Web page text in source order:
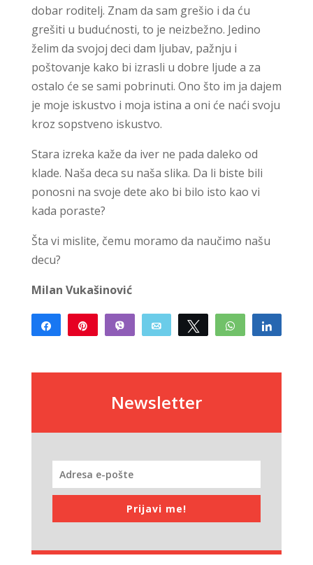
dobar roditelj. Znam da sam grešio i da ću
grešiti u budućnosti, to je neizbežno. Jedino
želim da svojoj deci dam ljubav, pažnju i
poštovanje kako bi izrasli u dobre ljude a za
ostalo će se sami pobrinuti. Ono što im ja dajem
je moje iskustvo i moja istina a oni će naći svoju
kroz sopstveno iskustvo.
Stara izreka kaže da iver ne pada daleko od
klade. Naša deca su naša slika. Da li biste bili
ponosni na svoje dete ako bi bilo isto kao vi
kada poraste?
Šta vi mislite, čemu moramo da naučimo našu
decu?
Milan Vukašinović
Share Vibe Email Tweet WhatsApp
Newsletter
Prijavi me!